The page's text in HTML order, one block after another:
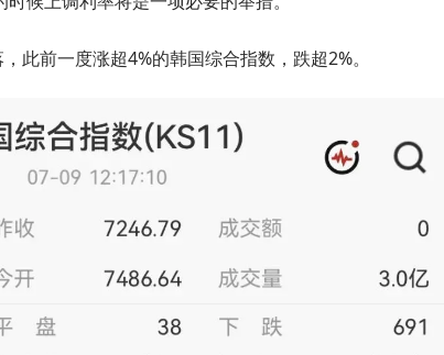
此前一度涨超4%的韩国综合指数，跌超2%。